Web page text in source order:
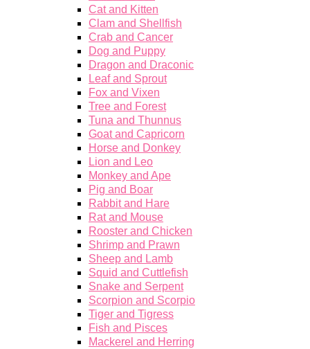
Cat and Kitten
Clam and Shellfish
Crab and Cancer
Dog and Puppy
Dragon and Draconic
Leaf and Sprout
Fox and Vixen
Tree and Forest
Tuna and Thunnus
Goat and Capricorn
Horse and Donkey
Lion and Leo
Monkey and Ape
Pig and Boar
Rabbit and Hare
Rat and Mouse
Rooster and Chicken
Shrimp and Prawn
Sheep and Lamb
Squid and Cuttlefish
Snake and Serpent
Scorpion and Scorpio
Tiger and Tigress
Fish and Pisces
Mackerel and Herring